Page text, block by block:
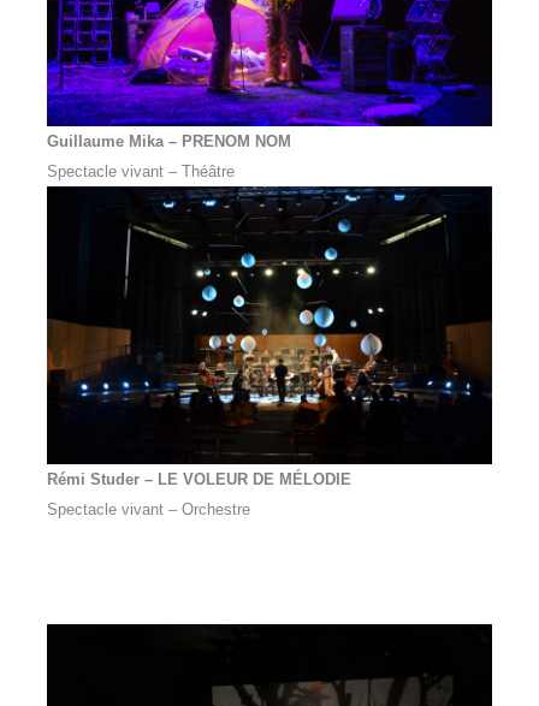
Guillaume Mika – PRENOM NOM
Spectacle vivant – Théâtre
Rémi Studer – LE VOLEUR DE M É LODIE
Spectacle vivant – Orchestre